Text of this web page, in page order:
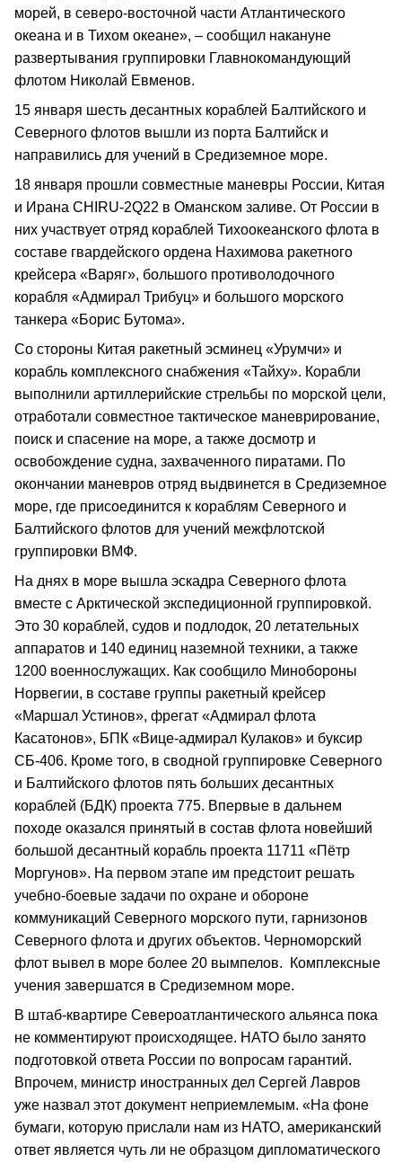
морей, в северо-восточной части Атлантического
океана и в Тихом океане», – сообщил накануне
развертывания группировки Главнокомандующий
флотом Николай Евменов.
15 января шесть десантных кораблей Балтийского и
Северного флотов вышли из порта Балтийск и
направились для учений в Средиземное море.
18 января прошли совместные маневры России, Китая
и Ирана CHIRU-2Q22 в Оманском заливе. От России в
них участвует отряд кораблей Тихоокеанского флота в
составе гвардейского ордена Нахимова ракетного
крейсера «Варяг», большого противолодочного
корабля «Адмирал Трибуц» и большого морского
танкера «Борис Бутома».
Со стороны Китая ракетный эсминец «Урумчи» и
корабль комплексного снабжения «Тайху». Корабли
выполнили артиллерийские стрельбы по морской цели,
отработали совместное тактическое маневрирование,
поиск и спасение на море, а также досмотр и
освобождение судна, захваченного пиратами. По
окончании маневров отряд выдвинется в Средиземное
море, где присоединится к кораблям Северного и
Балтийского флотов для учений межфлотской
группировки ВМФ.
На днях в море вышла эскадра Северного флота
вместе с Арктической экспедиционной группировкой.
Это 30 кораблей, судов и подлодок, 20 летательных
аппаратов и 140 единиц наземной техники, а также
1200 военнослужащих. Как сообщило Минобороны
Норвегии, в составе группы ракетный крейсер
«Маршал Устинов», фрегат «Адмирал флота
Касатонов», БПК «Вице-адмирал Кулаков» и буксир
СБ-406. Кроме того, в сводной группировке Северного
и Балтийского флотов пять больших десантных
кораблей (БДК) проекта 775. Впервые в дальнем
походе оказался принятый в состав флота новейший
большой десантный корабль проекта 11711 «Пётр
Моргунов». На первом этапе им предстоит решать
учебно-боевые задачи по охране и обороне
коммуникаций Северного морского пути, гарнизонов
Северного флота и других объектов. Черноморский
флот вывел в море более 20 вымпелов. Комплексные
учения завершатся в Средиземном море.
В штаб-квартире Североатлантического альянса пока
не комментируют происходящее. НАТО было занято
подготовкой ответа России по вопросам гарантий.
Впрочем, министр иностранных дел Сергей Лавров
уже назвал этот документ неприемлемым. «На фоне
бумаги, которую прислали нам из НАТО, американский
ответ является чуть ли не образцом дипломатического